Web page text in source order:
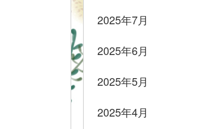
2025年7月
2025年6月
2025年5月
2025年4月